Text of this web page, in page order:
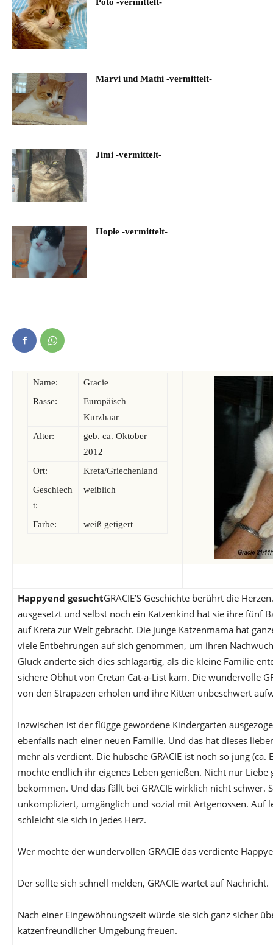
Marvi und Mathi -vermittelt-
Jimi -vermittelt-
Hopie -vermittelt-